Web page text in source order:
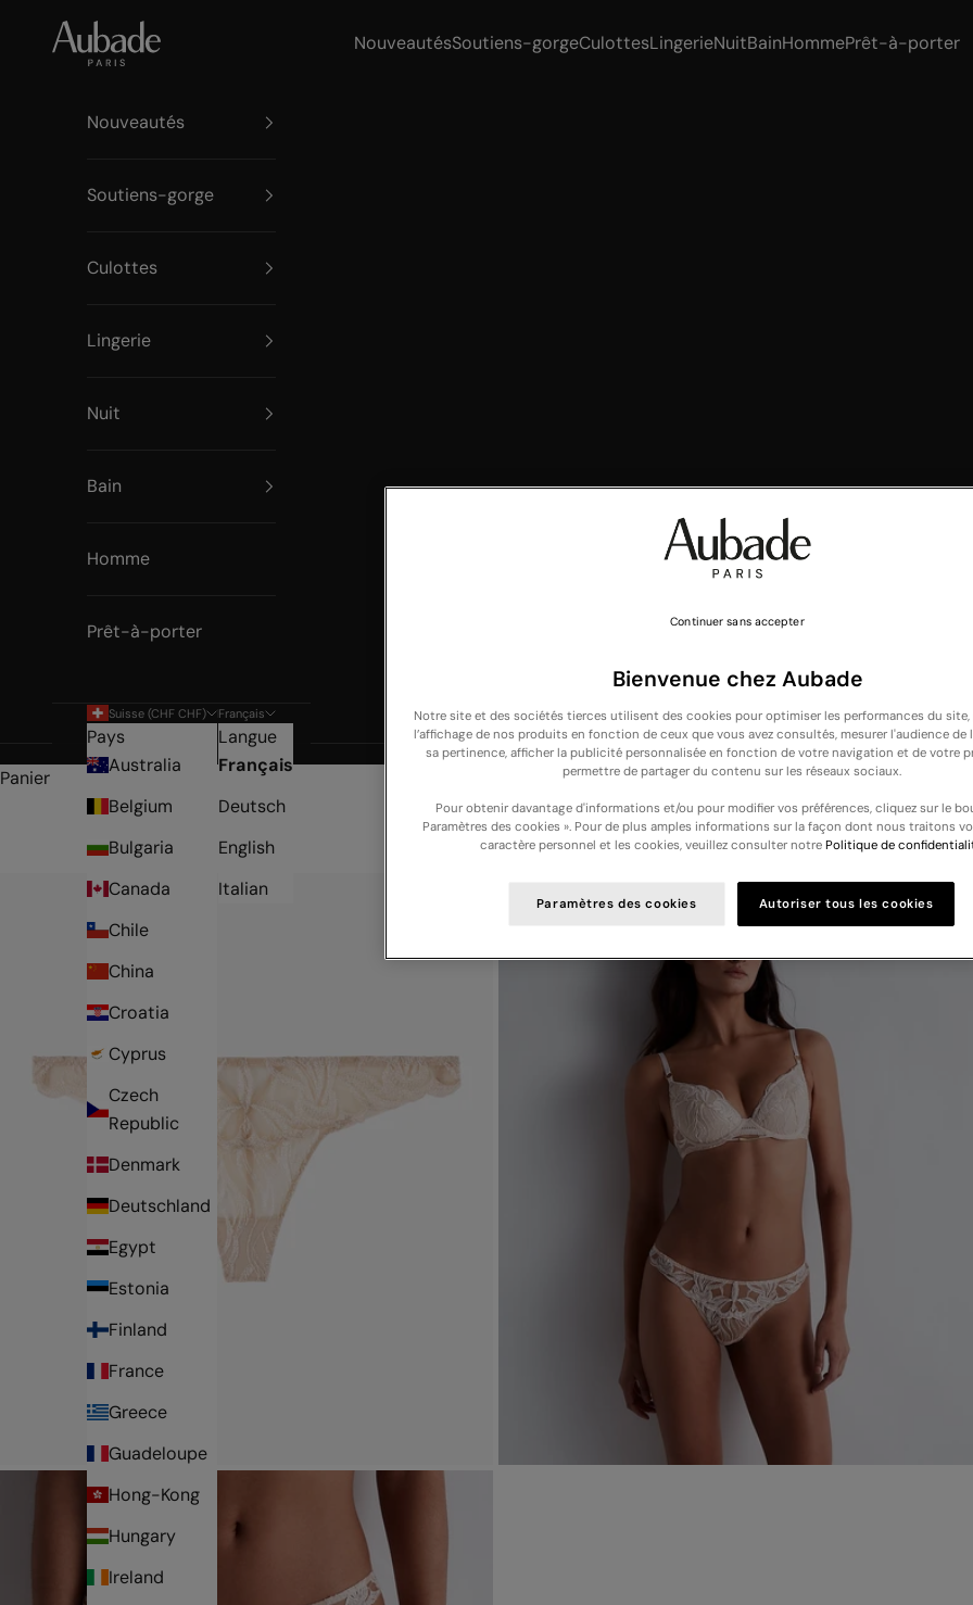
Aubade Paris
NouveautésSoutiens-gorgeCulottesLingerieNuitBainHommePrêt-à-porter
Nouveautés
Soutiens-gorge
Culottes
Lingerie
Nuit
Bain
Homme
Prêt-à-porter
Suisse (CHF CHF)
Pays
Australia
Belgium
Bulgaria
Canada
Chile
China
Croatia
Cyprus
Czech
Republic
Denmark
Deutschland
Egypt
Estonia
Finland
France
Greece
Guadeloupe
Hong-Kong
Hungary
Ireland
Français
Langue
Italian
Français
Deutsch
English
NOUVELLE COLLECTION : Découvrez nos nouveautés lingerie et nuit -
Panier
Votre panier est vide
Bienvenue chez Aubade
Notre site et des sociétés tierces utilisent des cookies pour optimiser les performances du site,
l’affichage de nos produits en fonction de ceux que vous avez consultés, mesurer l'audience
sa pertinence, afficher la publicité personnalisée en fonction de votre navigation et de votre
permettre de partager du contenu sur les réseaux sociaux.
Pour obtenir davantage d'informations et/ou pour modifier vos préférences, cliquez sur le
Paramètres des cookies ». Pour de plus amples informations sur la façon dont nous traitons
caractère personnel et les cookies, veuillez consulter notre Politique de
Paramètres des cookies Autoriser tous les cookies
Continuer sans accepter